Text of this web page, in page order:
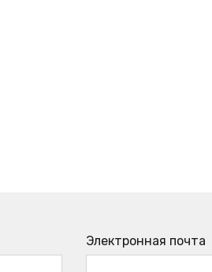
Электронная почта